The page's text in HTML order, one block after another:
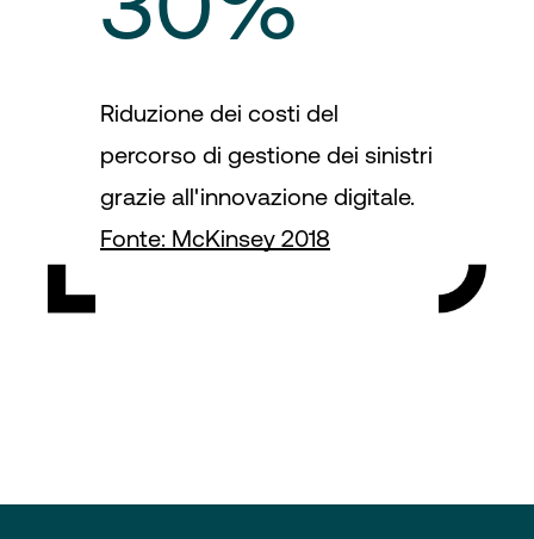
Riduzione dei costi del
percorso di gestione dei sinistri
grazie all'innovazione digitale.
Fonte: McKinsey 2018